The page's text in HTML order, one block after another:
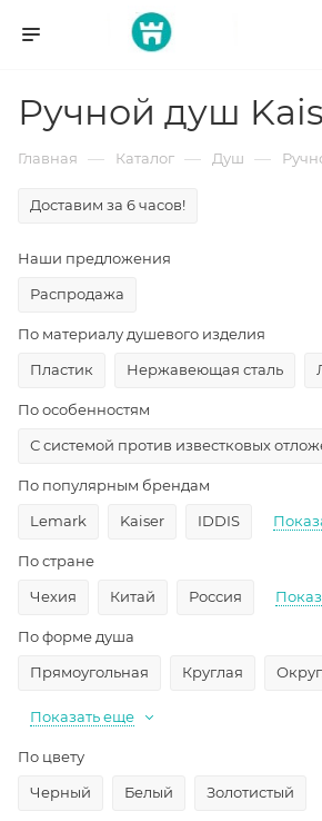
Ручной душ
Главная — Каталог — Душ —
Доставим за 6 часов!
Наши предложения
Распродажа
По материалу душевого изделия
Пластик
Нержавеющая сталь
По особенностям
С системой против известковых
По популярным брендам
Lemark
Kaiser IDDIS
По стране
Чехия
Китай Россия
По форме душа
Прямоугольная
Круглая
Показать еще
По цвету
Черный
Белый Золотистый